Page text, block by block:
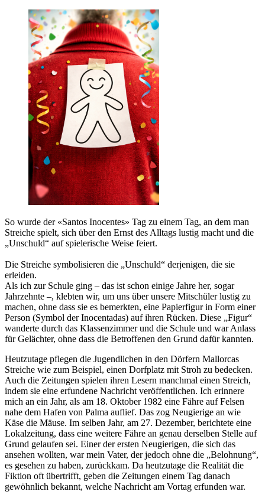
So wurde der «Santos Inocentes» Tag zu einem Tag, an dem man
Streiche spielt, sich über den Ernst des Alltags lustig macht und die
„Unschuld“ auf spielerische Weise feiert.
Die Streiche symbolisieren die „Unschuld“ derjenigen, die sie
erleiden.
Als ich zur Schule ging – das ist schon einige Jahre her, sogar
Jahrzehnte –, klebten wir, um uns über unsere Mitschüler lustig zu
machen, ohne dass sie es bemerkten, eine Papierfigur in Form einer
Person (Symbol der Inocentadas) auf ihren Rücken. Diese „Figur“
wanderte durch das Klassenzimmer und die Schule und war Anlass
für Gelächter, ohne dass die Betroffenen den Grund dafür kannten.
Heutzutage pflegen die Jugendlichen in den Dörfern Mallorcas
Streiche wie zum Beispiel, einen Dorfplatz mit Stroh zu bedecken.
Auch die Zeitungen spielen ihren Lesern manchmal einen Streich,
indem sie eine erfundene Nachricht veröffentlichen. Ich erinnere
mich an ein Jahr, als am 18. Oktober 1982 eine Fähre auf Felsen
nahe dem Hafen von Palma auflief. Das zog Neugierige an wie
Käse die Mäuse. Im selben Jahr, am 27. Dezember, berichtete eine
Lokalzeitung, dass eine weitere Fähre an genau derselben Stelle auf
Grund gelaufen sei. Einer der ersten Neugierigen, die sich das
ansehen wollten, war mein Vater, der jedoch ohne die „Belohnung“,
es gesehen zu haben, zurückkam. Da heutzutage die Realität die
Fiktion oft übertrifft, geben die Zeitungen einem Tag danach
gewöhnlich bekannt, welche Nachricht am Vortag erfunden war.